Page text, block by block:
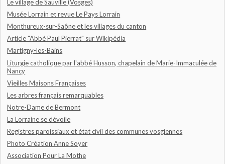
Le village de Sauville (Vosges)
Musée Lorrain et revue Le Pays Lorrain
Monthureux-sur-Saône et les villages du canton
Article "Abbé Paul Pierrat" sur Wikipédia
Martigny-les-Bains
Liturgie catholique par l'abbé Husson, chapelain de Marie-Immaculée de
Nancy
Vieilles Maisons Françaises
Les arbres français remarquables
Notre-Dame de Bermont
La Lorraine se dévoile
Registres paroissiaux et état civil des communes vosgiennes
Photo Création Anne Soyer
Association Pour La Mothe